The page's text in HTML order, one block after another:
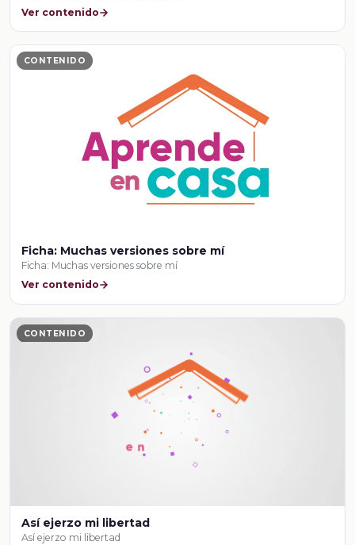
Ver contenido
CONTENIDO
Ficha: Muchas versiones sobre mí
Ficha: Muchas versiones sobre mí
Ver contenido
CONTENIDO
Así ejerzo mi libertad
Así ejerzo mi libertad